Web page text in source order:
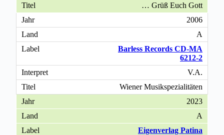
… Grüß Euch Gott
2006
A
Barless Records CD-MA
6212-2
V.A.
Wiener Musikspezialitäten
2023
A
Eigenverlag Patina